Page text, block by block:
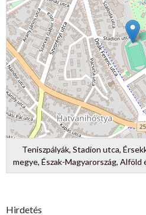
Teniszpályák, Stadion utca,
megye, Észak-Magyarország, Alföld
Hirdetés